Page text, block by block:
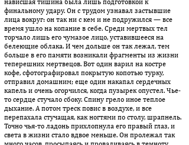
финальному удару. Он с трудом узнавал застывшие
лица вокруг: он так ни с кем и не подружился — все
время ушло на копание в себе. Среди мертвых тел
торчало лишь его чумазое лицо, уставившееся на
белеющие облака. И чем дольше он так лежал, тем
больше в его памяти возникали фрагменты из жизни
теперешних мертвецов. Вот один варил на костре
кофе, сфотографировал покрытую копотью турку,
отправил домашним; еще один накапал сердечных
капель и очень огорчился, когда пузырек опустел. Чье-
то сердце стучало сбоку. Спину грело иное теплое
дыхание. А потом треск повис в воздухе, и все
перепахала стучащая, как ногтями по столу, шрапнель.
Точно чья-то ладонь прихлопнула его правый глаз, и
света в жизни стало вдвое меньше. Он пролежал так